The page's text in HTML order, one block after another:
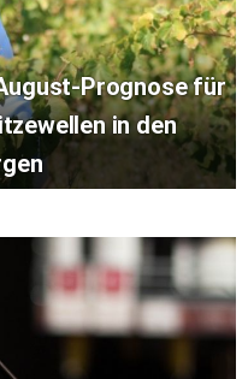
Prognose für
in den